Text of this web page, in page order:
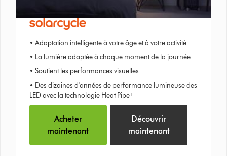
• Adaptation intelligente à votre âge et à votre activité
• La lumière adaptée à chaque moment de la journée
• Soutient les performances visuelles
• Des dizaines d'années de performance lumineuse des
LED avec la technologie Heat Pipe¹
Acheter
maintenant
Découvrir
maintenant